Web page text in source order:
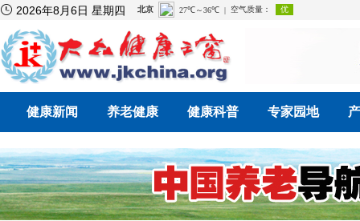
 2026年8月6日 星期四
健康新闻 养老健康 健康科普 专家园地